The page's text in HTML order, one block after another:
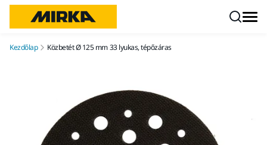
Kezdőlap Közbetét Ø 125 mm 33 lyukas, tépőzáras